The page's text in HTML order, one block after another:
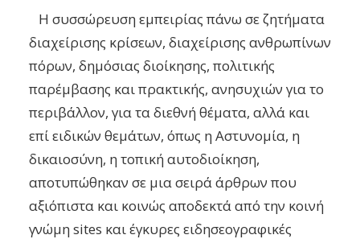
Η συσσώρευση εμπειρίας πάνω σε ζητήματα
διαχείρισης κρίσεων, διαχείρισης ανθρωπίνων
πόρων, δημόσιας διοίκησης, πολιτικής
παρέμβασης και πρακτικής, ανησυχιών για το
περιβάλλον, για τα διεθνή θέματα, αλλά και
επί ειδικών θεμάτων, όπως η Αστυνομία, η
δικαιοσύνη, η τοπική αυτοδιοίκηση,
αποτυπώθηκαν σε μια σειρά άρθρων που
αξιόπιστα και κοινώς αποδεκτά από την κοινή
γνώμη sites και έγκυρες ειδησεογραφικές